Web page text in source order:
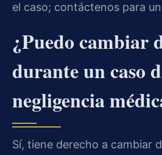
el caso; contáctenos para
¿Puedo cambiar
durante un caso
negligencia
Sí, tiene derecho a cambiar